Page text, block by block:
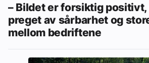
– Bildet er forsiktig
preget av sårbarhet og
mellom bedriftene